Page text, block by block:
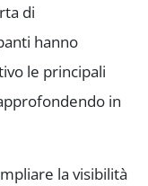
di
hanno
le principali
in
la visibilità